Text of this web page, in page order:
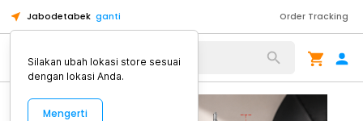
Jabodetabek ganti Order Tracking
Alat Kopi
Silakan ubah lokasi store sesuai
dengan lokasi Anda.
Mengerti